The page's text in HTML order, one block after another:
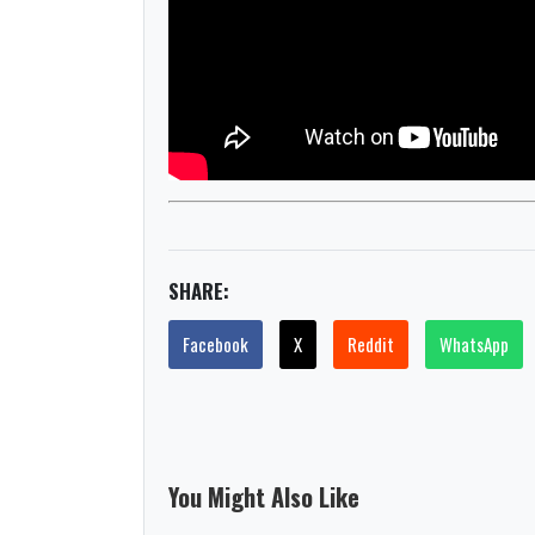
SHARE:
Facebook X Reddit WhatsApp
You Might Also Like